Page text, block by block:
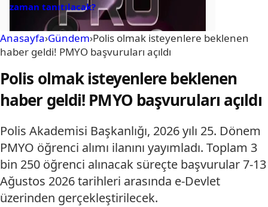
zaman tanıtılacak?
Anasayfa›Gündem›Polis olmak isteyenlere beklenen
haber geldi! PMYO başvuruları açıldı
Polis olmak isteyenlere beklenen
haber geldi! PMYO başvuruları açıldı
Polis Akademisi Başkanlığı, 2026 yılı 25. Dönem
PMYO öğrenci alımı ilanını yayımladı. Toplam 3
bin 250 öğrenci alınacak süreçte başvurular 7-13
Ağustos 2026 tarihleri arasında e-Devlet
üzerinden gerçekleştirilecek.